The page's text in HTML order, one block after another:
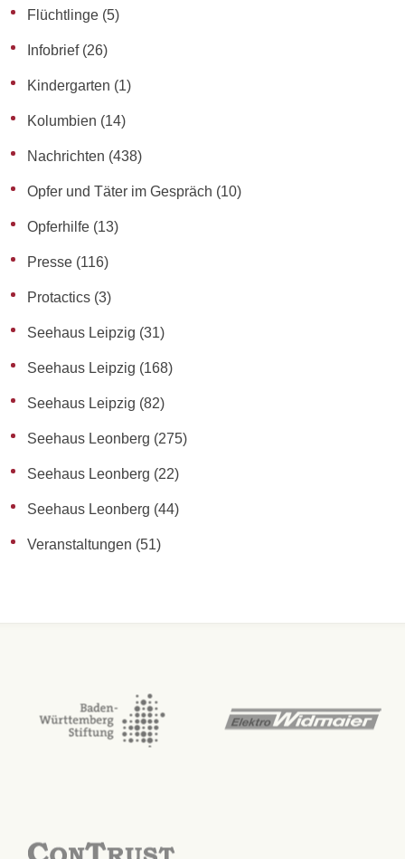
Flüchtlinge (5)
Infobrief(26)
Kindergarten (1)
Kolumbien (14)
Nachrichten (438)
Opfer und Täter im Gespräch (10)
Opferhilfe (13)
Presse (116)
Protactics (3)
Seehaus Leipzig (31)
Seehaus Leipzig (168)
Seehaus Leipzig (82)
Seehaus Leonberg (275)
Seehaus Leonberg (22)
Seehaus Leonberg (44)
Veranstaltungen (51)